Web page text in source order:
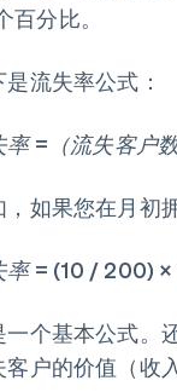
百分比。
是流失率公式：
率 =（流失客户
，如果您在月初
率 = (10 / 200) ×
一个基本公式。
客户的价值（收